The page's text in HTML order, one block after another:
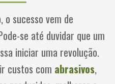
o sucesso vem de
se até duvidar que um
iniciar uma revolução.
custos com abrasivos,